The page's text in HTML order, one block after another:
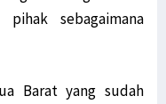
sebagaimana
Barat yang sudah